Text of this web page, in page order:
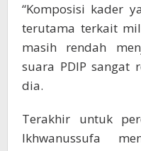
“Komposisi kader
terutama terkait
masih rendah
suara PDIP sangat
dia.
Terakhir untuk
Ikhwanussufa